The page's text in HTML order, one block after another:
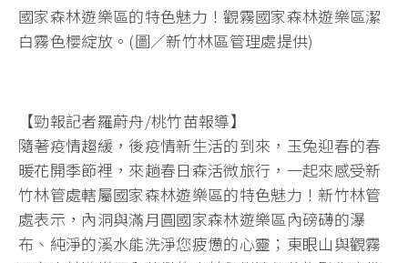
國家森林遊樂區的特色魅力！觀霧國家森林遊樂區潔
白霧色櫻綻放。(圖／新竹林區管理處提供)
【勁報記者羅蔚舟/桃竹苗報導】
隨著疫情趨緩，後疫情新生活的到來，玉兔迎春的春
暖花開季節裡，來趟春日森活微旅行，一起來感受新
竹林管處轄屬國家森林遊樂區的特色魅力！新竹林管
處表示，內洞與滿月圓國家森林遊樂區內磅礴的瀑
布、純淨的溪水能洗淨您疲憊的心靈；東眼山與觀霧